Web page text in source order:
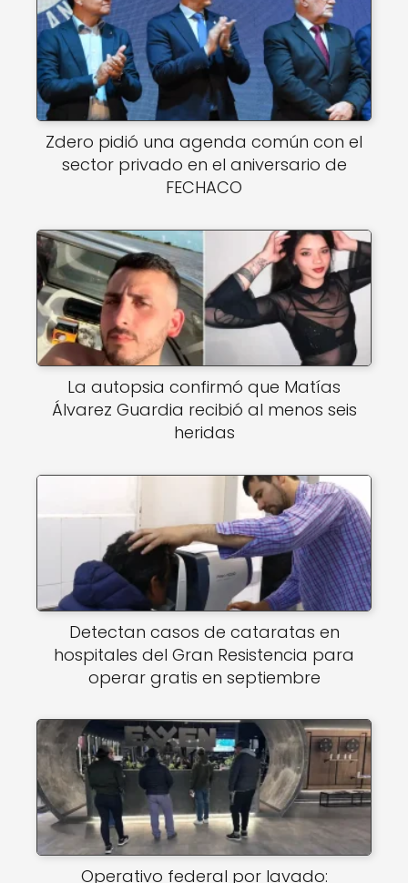
Zdero pidió una agenda común con el
sector privado en el aniversario de
FECHACO
La autopsia confirmó que Matías
Álvarez Guardia recibió al menos seis
heridas
Detectan casos de cataratas en
hospitales del Gran Resistencia para
operar gratis en septiembre
Operativo federal por lavado: